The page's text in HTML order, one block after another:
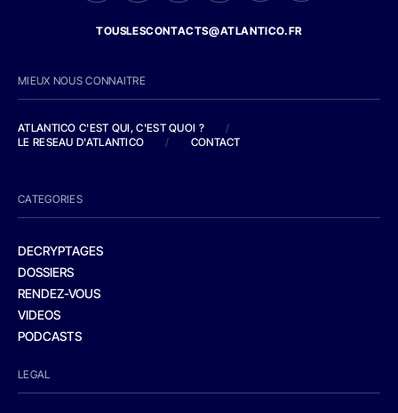
TOUSLESCONTACTS@ATLANTICO.FR
MIEUX NOUS CONNAITRE
ATLANTICO C'EST QUI, C'EST QUOI ?
/
LE RESEAU D'ATLANTICO
/ CONTACT
CATEGORIES
DECRYPTAGES
DOSSIERS
RENDEZ-VOUS
VIDEOS
PODCASTS
LEGAL